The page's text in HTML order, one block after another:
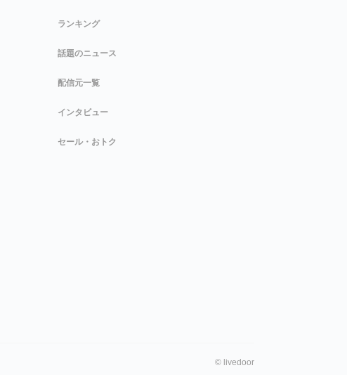
ランキング
話題のニュース
配信元一覧
インタビュー
セール・おトク
© livedoor